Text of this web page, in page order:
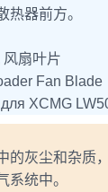
器前方。
扇叶片
Fan Blade
XCMG
尘和杂质，
统中。